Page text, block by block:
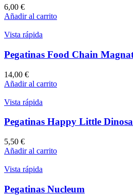
6,00 €
Añadir al carrito
Vista rápida
Pegatinas Food Chain
14,00 €
Añadir al carrito
Vista rápida
Pegatinas Happy Little
5,50 €
Añadir al carrito
Vista rápida
Pegatinas Nucleum